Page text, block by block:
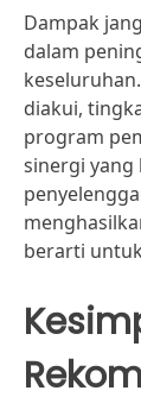
Dampak
dalam
diakui,
program
sinergi yang
berarti